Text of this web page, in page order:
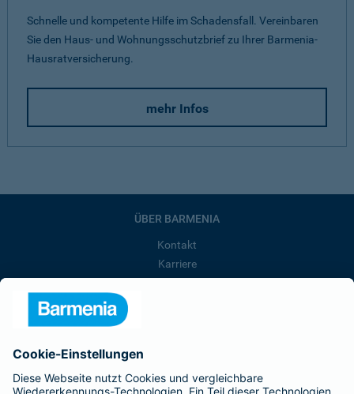
Schnelle und kompetente Hilfe im Schadensfall. Vereinbaren
Sie den Haus- und Wohnungsschutzbrief zu Ihrer Barmenia-
Hausratversicherung.
mehr Infos
ÜBER BARMENIA
Kontakt
Karriere
Barmenia ist Teil der BarmeniaGothaer